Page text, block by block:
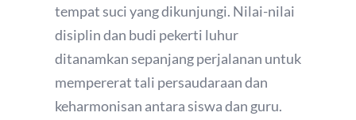
tempat suci yang dikunjungi. Nilai-nilai
disiplin dan budi pekerti luhur
ditanamkan sepanjang perjalanan untuk
mempererat tali persaudaraan dan
keharmonisan antara siswa dan guru.